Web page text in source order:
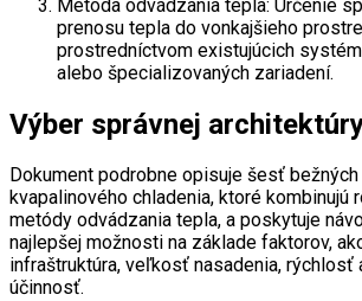
Metóda odvádzania tepla: Určenie
prenosu tepla do vonkajšieho
prostredníctvom existujúcich
alebo špecializovaných zariadení.
Výber správnej
Dokument podrobne opisuje šesť
kvapalinového chladenia, ktoré kombinujú
metódy odvádzania tepla, a poskytuje
najlepšej možnosti na základe faktorov,
infraštruktúra, veľkosť nasadenia, rýchlosť
účinnosť.